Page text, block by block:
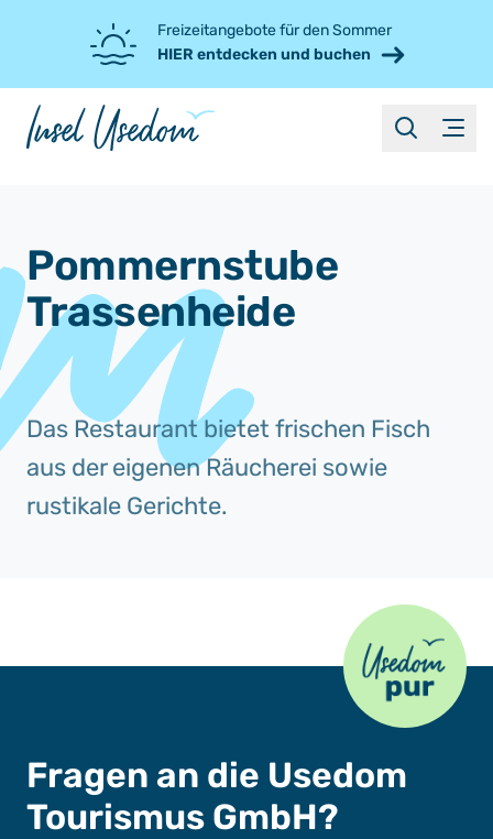
Freizeitangebote für den Sommer
HIER entdecken und buchen
Menü
suchen
Pommernstube
Trassenheide
Das Restaurant bietet frischen Fisch
aus der eigenen Räucherei sowie
rustikale Gerichte.
Usedom Pur
Fragen an die Usedom
Tourismus GmbH?